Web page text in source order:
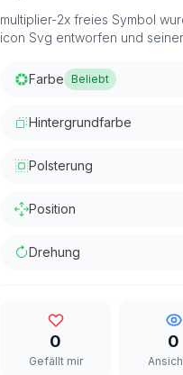
multiplier-2x freies Symbol
icon Svg entworfen und
Farbe Beliebt
Hintergrundfarbe
Polsterung
Position
Drehung
0
Gefällt mir
0